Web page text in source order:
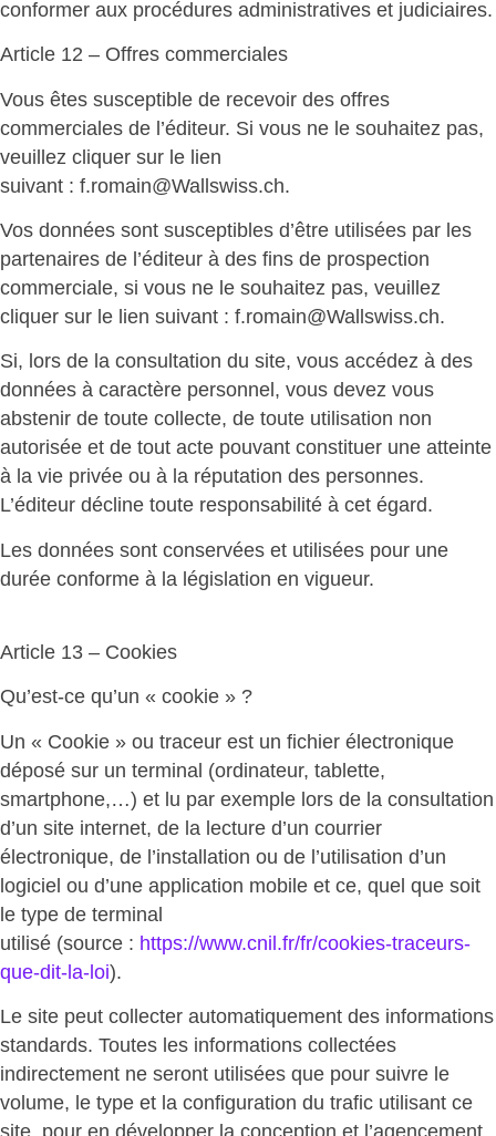
conformer aux procédures administratives et judiciaires.
Article 12 – Offres commerciales
Vous êtes susceptible de recevoir des offres
commerciales de l’éditeur. Si vous ne le souhaitez pas,
veuillez cliquer sur le lien
suivant : f.romain@Wallswiss.ch.
Vos données sont susceptibles d’être utilisées par les
partenaires de l’éditeur à des fins de prospection
commerciale, si vous ne le souhaitez pas, veuillez
cliquer sur le lien suivant : f.romain@Wallswiss.ch.
Si, lors de la consultation du site, vous accédez à des
données à caractère personnel, vous devez vous
abstenir de toute collecte, de toute utilisation non
autorisée et de tout acte pouvant constituer une atteinte
à la vie privée ou à la réputation des personnes.
L’éditeur décline toute responsabilité à cet égard.
Les données sont conservées et utilisées pour une
durée conforme à la législation en vigueur.
Article 13 – Cookies
Qu’est-ce qu’un « cookie » ?
Un « Cookie » ou traceur est un fichier électronique
déposé sur un terminal (ordinateur, tablette,
smartphone,…) et lu par exemple lors de la consultation
d’un site internet, de la lecture d’un courrier
électronique, de l’installation ou de l’utilisation d’un
logiciel ou d’une application mobile et ce, quel que soit
le type de terminal
utilisé (source : https://www.cnil.fr/fr/cookies-traceurs-
que-dit-la-loi).
Le site peut collecter automatiquement des informations
standards. Toutes les informations collectées
indirectement ne seront utilisées que pour suivre le
volume, le type et la configuration du trafic utilisant ce